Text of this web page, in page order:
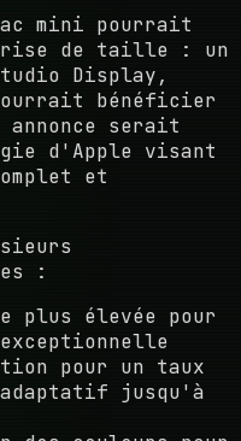
mini pourrait
de taille : un
Display,
bénéficier
serait
d'Apple visant
et
:
plus élevée pour
pour un taux
jusqu'à